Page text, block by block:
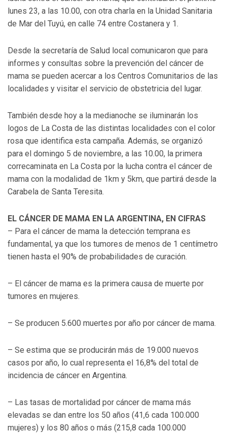
lunes 23, a las 10.00, con otra charla en la Unidad Sanitaria
de Mar del Tuyú, en calle 74 entre Costanera y 1.
Desde la secretaría de Salud local comunicaron que para
informes y consultas sobre la prevención del cáncer de
mama se pueden acercar a los Centros Comunitarios de las
localidades y visitar el servicio de obstetricia del lugar.
También desde hoy a la medianoche se iluminarán los
logos de La Costa de las distintas localidades con el color
rosa que identifica esta campaña. Además, se organizó
para el domingo 5 de noviembre, a las 10.00, la primera
correcaminata en La Costa por la lucha contra el cáncer de
mama con la modalidad de 1km y 5km, que partirá desde la
Carabela de Santa Teresita.
EL CÁNCER DE MAMA EN LA ARGENTINA, EN CIFRAS
– Para el cáncer de mama la detección temprana es
fundamental, ya que los tumores de menos de 1 centímetro
tienen hasta el 90% de probabilidades de curación.
– El cáncer de mama es la primera causa de muerte por
tumores en mujeres.
– Se producen 5.600 muertes por año por cáncer de mama.
– Se estima que se producirán más de 19.000 nuevos
casos por año, lo cual representa el 16,8% del total de
incidencia de cáncer en Argentina.
– Las tasas de mortalidad por cáncer de mama más
elevadas se dan entre los 50 años (41,6 cada 100.000
mujeres) y los 80 años o más (215,8 cada 100.000